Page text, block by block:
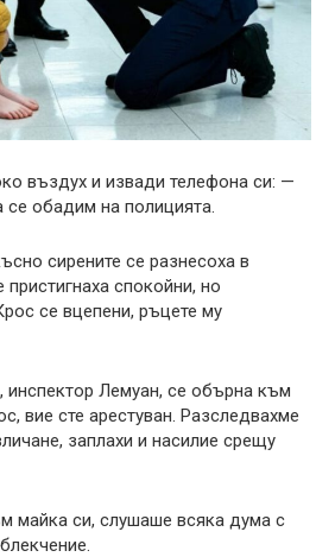
въздух и извади телефона си: —
се обадим на полицията.
сирените се разнесоха в
спокойни, но
се вцепени, ръцете му
инспектор Лемуан, се обърна към
вие сте арестуван. Разследвахме
заплахи и насилие срещу
майка си, слушаше всяка дума с